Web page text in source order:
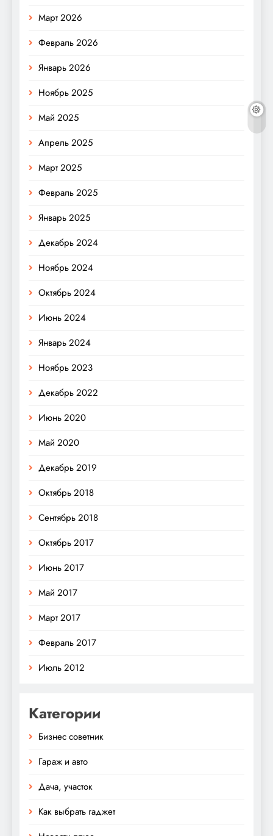
Март 2026
Февраль 2026
Январь 2026
Ноябрь 2025
Май 2025
Апрель 2025
Март 2025
Февраль 2025
Январь 2025
Декабрь 2024
Ноябрь 2024
Октябрь 2024
Июнь 2024
Январь 2024
Ноябрь 2023
Декабрь 2022
Июнь 2020
Май 2020
Декабрь 2019
Октябрь 2018
Сентябрь 2018
Октябрь 2017
Июнь 2017
Май 2017
Март 2017
Февраль 2017
Июль 2012
Категории
Бизнес советник
Гараж и авто
Дача, участок
Как выбрать гаджет